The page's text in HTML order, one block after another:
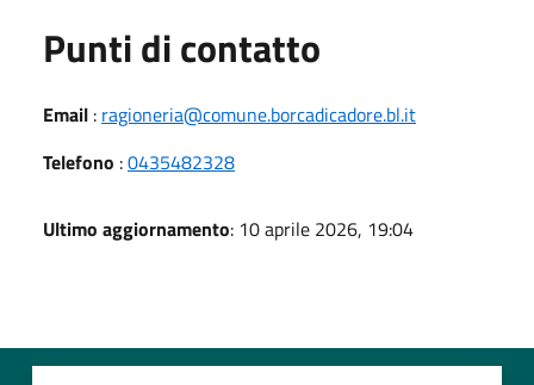
Punti di contatto
Email : ragioneria@comune.borcadicadore.bl.it
Telefono :0435482328
Ultimo aggiornamento: 10 aprile 2026, 19:04